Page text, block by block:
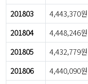
201803
4,443,370원
201804
4,448,246원
201805
4,432,779원
201806
4,440,090원